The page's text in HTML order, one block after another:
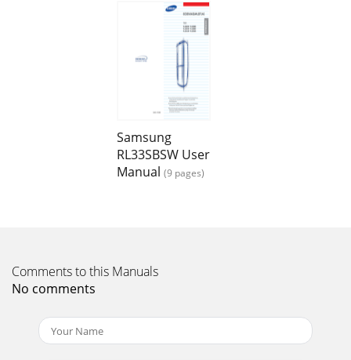
Samsung
RL33SBSW User
Manual (9 pages)
Comments to this Manuals
No comments